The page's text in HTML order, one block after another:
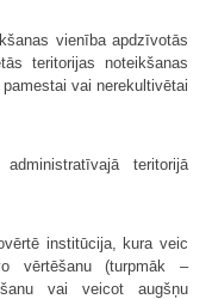
vienība apdzīvotās
teritorijas noteikšanas
vai nerekultivētai
teritorijā
institūcija, kura veic
vērtēšanu (turpmāk –
vai veicot augšņu